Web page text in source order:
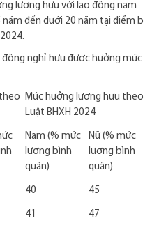
lương hưu với lao động nam
đến dưới 20 năm tại điểm b
nghỉ hưu được hưởng mức
Mức hưởng lương hưu theo
Luật BHXH 2024
Nam (% mức
lương bình
quân)
Nữ (% mức
lương bình
quân)
40 45
41 47